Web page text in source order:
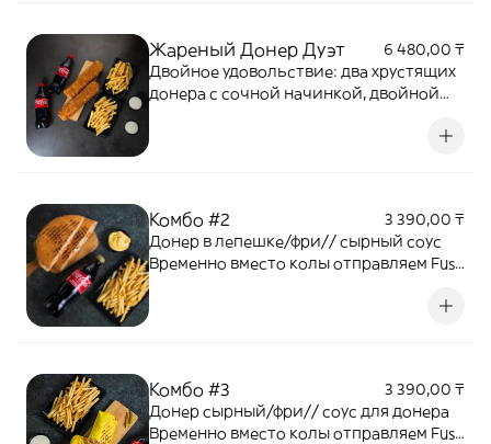
Жареный Донер Дуэт
6 480,00 ₸
Двойное удовольствие: два хрустящих
донера с сочной начинкой, двойной
Комбо #2
3 390,00 ₸
Донер в лепешке/фри// сырный соус
Временно вместо колы отправляем Fuse
Комбо #3
3 390,00 ₸
Донер сырный/фри// соус для донера
Временно вместо колы отправляем Fuse